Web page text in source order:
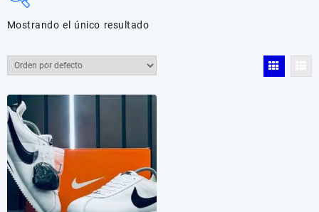
Color del producto
Color del producto
Tamaño del producto
Tamaño del producto
Mostrando el único resultado